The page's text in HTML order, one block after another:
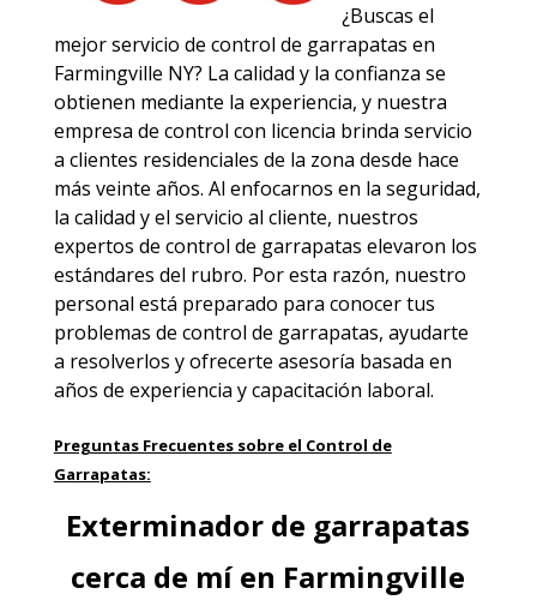
¿Buscas el
mejor servicio de control de garrapatas en
Farmingville NY? La calidad y la confianza se
obtienen mediante la experiencia, y nuestra
empresa de control con licencia brinda servicio
a clientes residenciales de la zona desde hace
más veinte años. Al enfocarnos en la seguridad,
la calidad y el servicio al cliente, nuestros
expertos de control de garrapatas elevaron los
estándares del rubro. Por esta razón, nuestro
personal está preparado para conocer tus
problemas de control de garrapatas, ayudarte
a resolverlos y ofrecerte asesoría basada en
años de experiencia y capacitación laboral.
Preguntas Frecuentes sobre el Control de
Garrapatas:
Exterminador de garrapatas
cerca de mí en Farmingville